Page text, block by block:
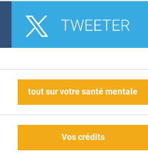
tout sur votre santé mentale
Vos crédits